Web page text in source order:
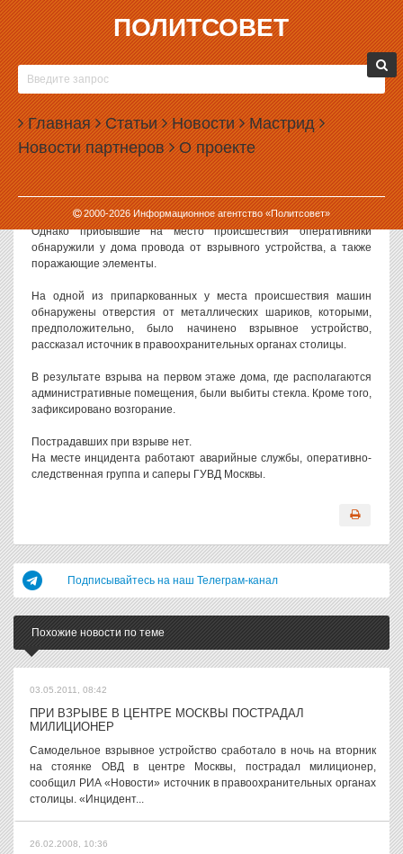
ПОЛИТСОВЕТ
Главная Статьи Новости Мастрид
Новости партнеров О проекте
2000-2026Информационное агентство «Политсовет»
21.07.2006, 07:21
В ЦЕНТРЕ МОСКВЫ ВЗОРВАЛАСЬ БОМБА
Политсовет, 21.07.2006. Вчера вечером в Москве около дома 4/2
по Ленинградскому проспекту, неподалеку от станции метро
«Белорусская», было приведено в действие самодельное
взрывное устройство.
Инцидент произошел около 20:00. Первоначально сообщалось,
что в пятиэтажном жилом доме произошел взрыв бытового газа.
Однако прибывшие на место происшествия оперативники
обнаружили у дома провода от взрывного устройства, а также
поражающие элементы.
На одной из припаркованных у места происшествия машин
обнаружены отверстия от металлических шариков, которыми,
предположительно, было начинено взрывное устройство,
рассказал источник в правоохранительных органах столицы.
В результате взрыва на первом этаже дома, где располагаются
административные помещения, были выбиты стекла. Кроме того,
зафиксировано возгорание.
Пострадавших при взрыве нет.
На месте инцидента работают аварийные службы, оперативно-
следственная группа и саперы ГУВД Москвы.
Подписывайтесь на наш Телеграм-канал
Похожие новости по теме
03.05.2011, 08:42
ПРИ ВЗРЫВЕ В ЦЕНТРЕ МОСКВЫ ПОСТРАДАЛ
МИЛИЦИОНЕР
Самодельное взрывное устройство сработало в ночь на вторник
на стоянке ОВД в центре Москвы, пострадал милиционер,
сообщил РИА «Новости» источник в правоохранительных органах
столицы. «Инцидент...
26.02.2008, 10:36